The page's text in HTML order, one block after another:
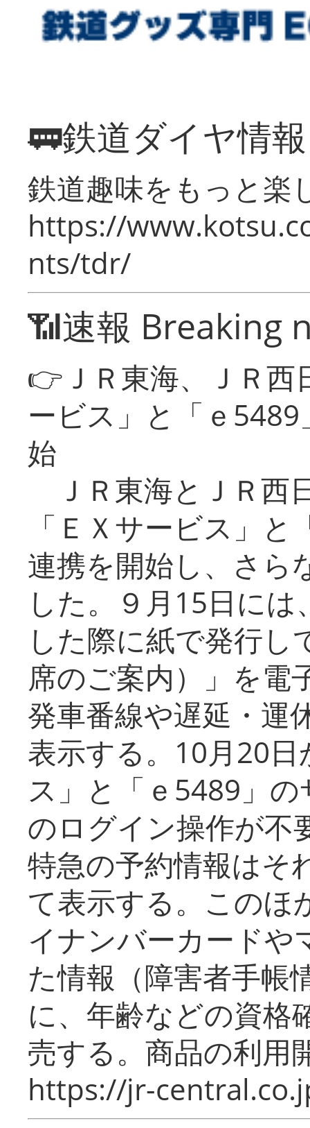
🚃鉄道ダイヤ情
鉄道趣味をもっと楽
https://
nts/tdr/
📶速報 Breaking
👉ＪＲ東海、ＪＲ
ービス」と「ｅ
始
ＪＲ東海とＪＲ西
「ＥＸサービス」
連携を開始し、さら
した。９月15日に
した際に紙で発行し
席のご案内）」を電
発車番線や遅延・運
表示する。10月20
ス」と「ｅ5489」
のログイン操作が不
特急の予約情報はそ
て表示する。このほ
イナンバーカードや
た情報（障害者手帳
に、年齢などの資格
売する。商品の利用
https://jr-